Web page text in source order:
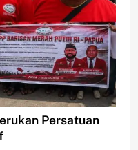
Persatuan